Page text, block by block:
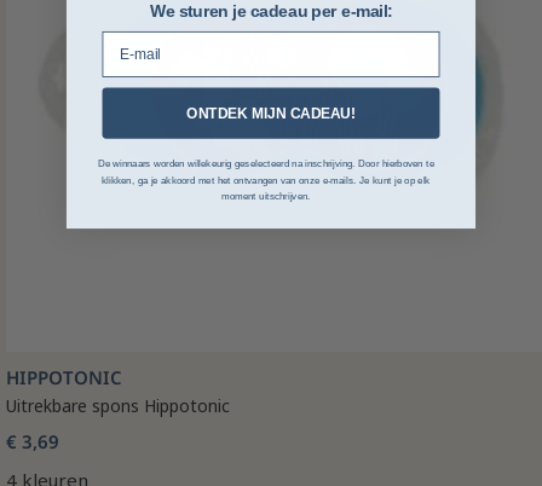
HIPPOTONIC
Uitrekbare spons Hippotonic
€ 3,69
4 kleuren
We sturen je cadeau per e-mail:
ONTDEK MIJN CADEAU!
De winnaars worden willekeurig geselecteerd na inschrijving. Door hierboven te
klikken, ga je akkoord met het ontvangen van onze e-mails. Je kunt je op elk
moment uitschrijven.